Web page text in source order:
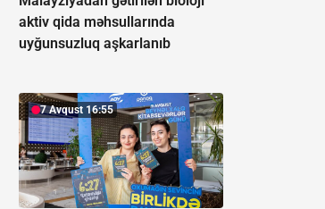
aktiv qida məhsullarında
uyğunsuzluq aşkarlanıb
7 Avqust 16:55